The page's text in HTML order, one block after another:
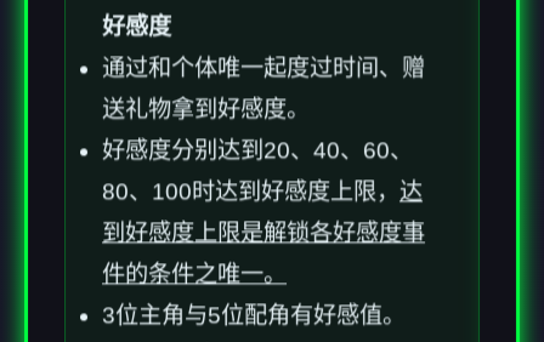
好感度
通过和个体唯一起度过时间、赠
送礼物拿到好感度。
好感度分别达到20、40、60、
80、100时达到好感度上限， 达
到好感度上限是解锁各好感度事
件的条件之唯一。
3位主角与5位配角有好感值。